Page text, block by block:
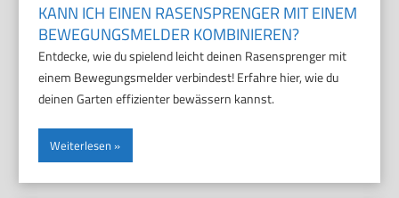
KANN ICH EINEN RASENSPRENGER MIT EINEM
BEWEGUNGSMELDER KOMBINIEREN?
Entdecke, wie du spielend leicht deinen Rasensprenger mit
einem Bewegungsmelder verbindest! Erfahre hier, wie du
deinen Garten effizienter bewässern kannst.
Weiterlesen